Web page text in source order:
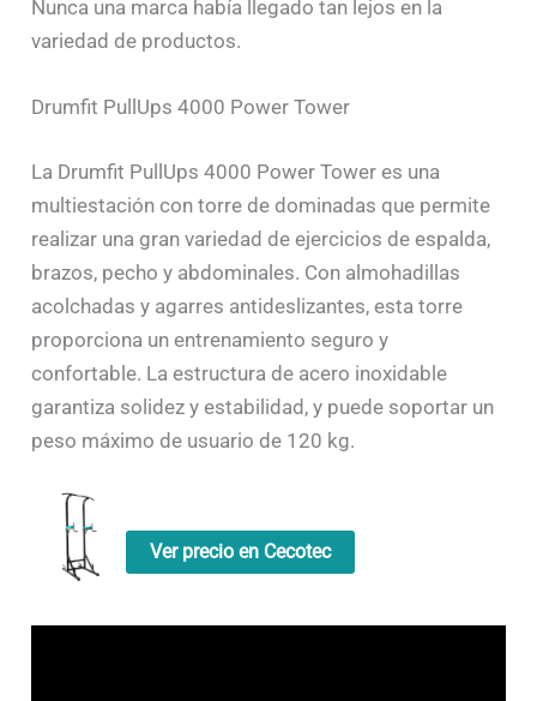
Nunca una marca había llegado tan lejos en la
variedad de productos.
Drumfit PullUps 4000 Power Tower
La Drumfit PullUps 4000 Power Tower es una
multiestación con torre de dominadas que permite
realizar una gran variedad de ejercicios de espalda,
brazos, pecho y abdominales. Con almohadillas
acolchadas y agarres antideslizantes, esta torre
proporciona un entrenamiento seguro y
confortable. La estructura de acero inoxidable
garantiza solidez y estabilidad, y puede soportar un
peso máximo de usuario de 120 kg.
Ver precio en Cecotec